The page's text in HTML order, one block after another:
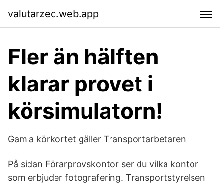
valutarzec.web.app
Fler än hälften
klarar provet i
körsimulatorn!
Gamla körkortet gäller Transportarbetaren
På sidan Förarprovskontor ser du vilka kontor
som erbjuder fotografering. Transportstyrelsen